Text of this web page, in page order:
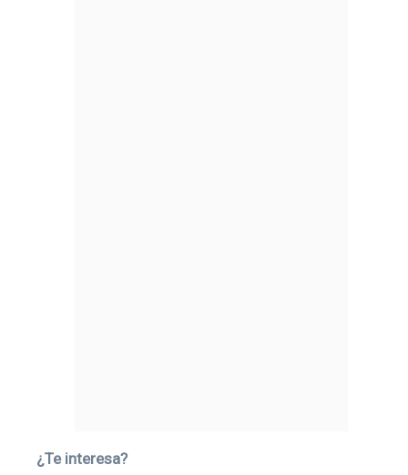
¿Te interesa?